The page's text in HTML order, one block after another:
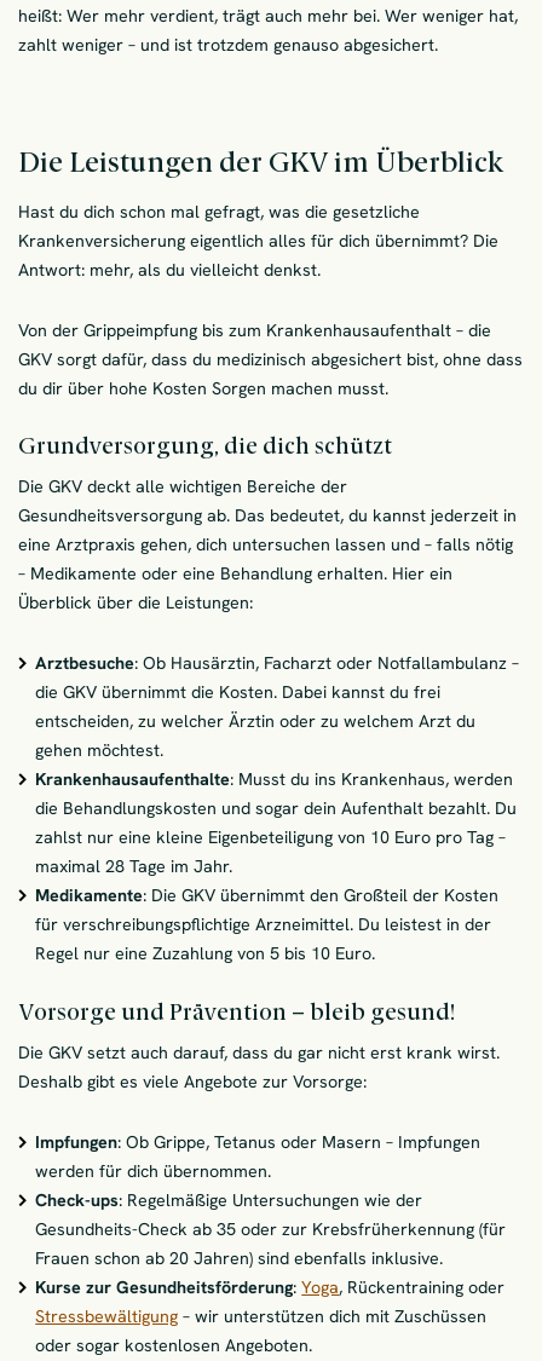
heißt: Wer mehr verdient, trägt auch mehr bei. Wer weniger hat,
zahlt weniger – und ist trotzdem genauso abgesichert.
Die Leistungen der GKV im Überblick
Hast du dich schon mal gefragt, was die gesetzliche
Krankenversicherung eigentlich alles für dich übernimmt? Die
Antwort: mehr, als du vielleicht denkst.
Von der Grippeimpfung bis zum Krankenhausaufenthalt – die
GKV sorgt dafür, dass du medizinisch abgesichert bist, ohne dass
du dir über hohe Kosten Sorgen machen musst.
Grundversorgung, die dich schützt
Die GKV deckt alle wichtigen Bereiche der
Gesundheitsversorgung ab. Das bedeutet, du kannst jederzeit in
eine Arztpraxis gehen, dich untersuchen lassen und – falls nötig
– Medikamente oder eine Behandlung erhalten. Hier ein
Überblick über die Leistungen:
Arztbesuche: Ob Hausärztin, Facharzt oder Notfallambulanz –
die GKV übernimmt die Kosten. Dabei kannst du frei
entscheiden, zu welcher Ärztin oder zu welchem Arzt du
gehen möchtest.
Krankenhausaufenthalte: Musst du ins Krankenhaus, werden
die Behandlungskosten und sogar dein Aufenthalt bezahlt. Du
zahlst nur eine kleine Eigenbeteiligung von 10 Euro pro Tag –
maximal 28 Tage im Jahr.
Medikamente: Die GKV übernimmt den Großteil der Kosten
für verschreibungspflichtige Arzneimittel. Du leistest in der
Regel nur eine Zuzahlung von 5 bis 10 Euro.
Vorsorge und Prävention – bleib gesund!
Die GKV setzt auch darauf, dass du gar nicht erst krank wirst.
Deshalb gibt es viele Angebote zur Vorsorge:
Impfungen: Ob Grippe, Tetanus oder Masern – Impfungen
werden für dich übernommen.
Check-ups: Regelmäßige Untersuchungen wie der
Gesundheits-Check ab 35 oder zur Krebsfrüherkennung (für
Frauen schon ab 20 Jahren) sind ebenfalls inklusive.
Kurse zur Gesundheitsförderung:Yoga, Rückentraining oder
Stressbewältigung – wir unterstützen dich mit Zuschüssen
oder sogar kostenlosen Angeboten.